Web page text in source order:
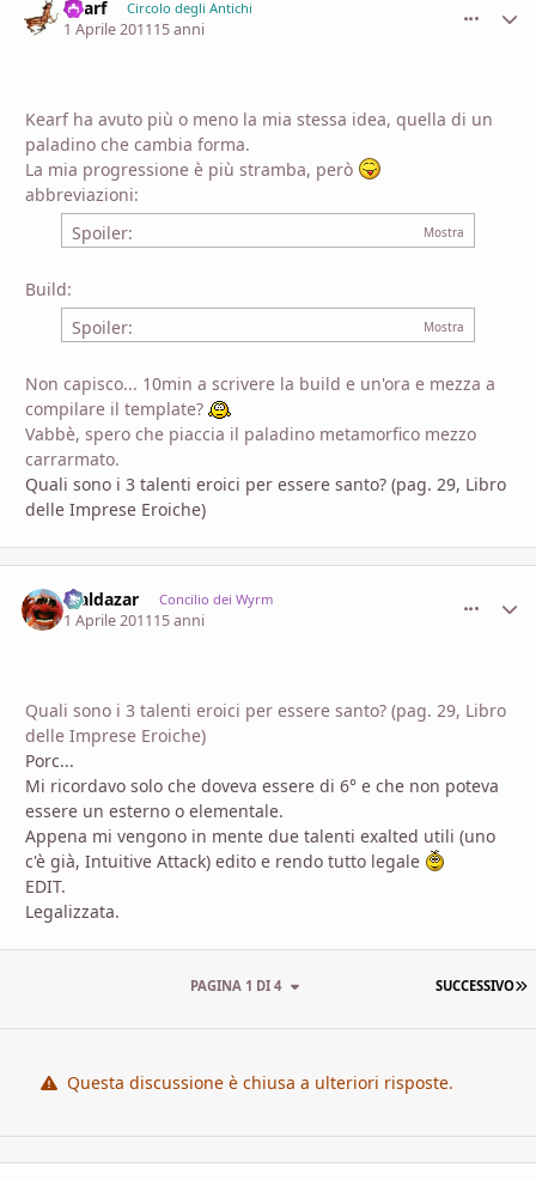
Kearf Circolo degli Antichi
1 Aprile 201115 anni
Kearf ha avuto più o meno la mia stessa idea, quella di un
paladino che cambia forma.
La mia progressione è più stramba, però
abbreviazioni:
Spoiler:
Build:
Spoiler:
Non capisco... 10min a scrivere la build e un'ora e mezza a
compilare il template?
Vabbè, spero che piaccia il paladino metamorfico mezzo
carrarmato.
Quali sono i 3 talenti eroici per essere santo? (pag. 29, Libro
delle Imprese Eroiche)
Maldazar Concilio dei Wyrm
1 Aprile 201115 anni
Quali sono i 3 talenti eroici per essere santo? (pag. 29, Libro
delle Imprese Eroiche)
Porc...
Mi ricordavo solo che doveva essere di 6° e che non poteva
essere un esterno o elementale.
Appena mi vengono in mente due talenti exalted utili (uno
c'è già, Intuitive Attack) edito e rendo tutto legale
EDIT.
Legalizzata.
SUCCESSIVO
PAGINA 1 DI 4
Questa discussione è chiusa a ulteriori risposte.